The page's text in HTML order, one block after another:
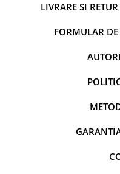
LIVRARE SI
FORMULAR